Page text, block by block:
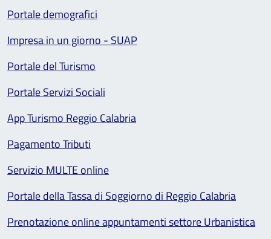
Portale demografici
Impresa in un giorno - SUAP
Portale del Turismo
Portale Servizi Sociali
App Turismo Reggio Calabria
Pagamento Tributi
Servizio MULTE online
Portale della Tassa di Soggiorno di Reggio Calabria
Prenotazione online appuntamenti settore Urbanistica